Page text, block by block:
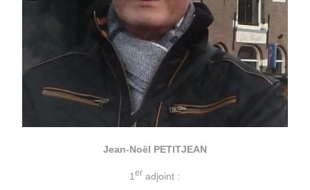
Jean-Noël PETITJEAN
1er adjoint :